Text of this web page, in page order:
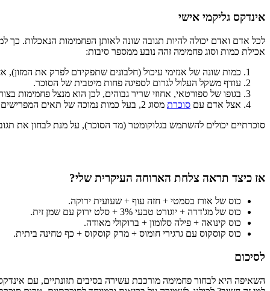
אינדקס גליקמי אישי
לכל אדם ואדם יכולה להיות תגובה שונה לאותן הפחמימות הנאכלות.
אכילת כמות וסוג פחמימה זהה נובע ממספר סיבות:
כמות שונה של אנזימי עיכול (חלבונים שתפקידם לפרק את המזון),
עודף משקל העלול לגרום לספיגה פחות מיטבית של הסוכר.
בגופו של ספורטאי, אחוזי שריר גבוהים, לכן הוא מנצל פחמימות
אצל אדם עם סוכרת מסוג 2, בעל כמות נמוכה של תאים המפרישים אינסולין (הורמון שתפקידו לספוג את הסוכר ממערכת הדם לתאים), ישנה ספיגה לקויה של הפחמימה הנעכלת.
סוכרתיים יכולים להשתמש בגלוקומטר (מד הסוכר), על מנת לבחון את
אז כיצד תראה צלחת הארוחה העיקרית שלי?
כוס של אורז בסמטי + חזה עוף + שעועית ירוקה.
כוס של מג'דרה + יוגורט טבעי 3% + סלט ירוק עם שמן זית.
כוס קינואה + פילה סלומון + ברוקולי מאודה.
כוס קוסקוס עם גרגירי חומוס + מרק קוסקוס + כף טחינה ביתית.
לסיכום
השאיפה היא לבחור פחמימה מורכבת עשירה בסיבים תזונתיים, עם